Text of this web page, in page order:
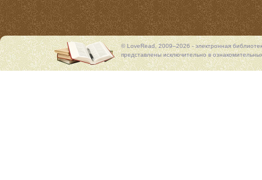
© LoveRead, 2009–2026 - электронная
представлены исключительно в